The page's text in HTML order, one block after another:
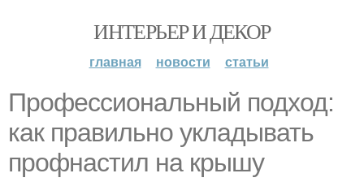
ИНТЕРЬЕР И ДЕКОР
главная новости статьи
Профессиональный подход:
как правильно укладывать
профнастил на крышу